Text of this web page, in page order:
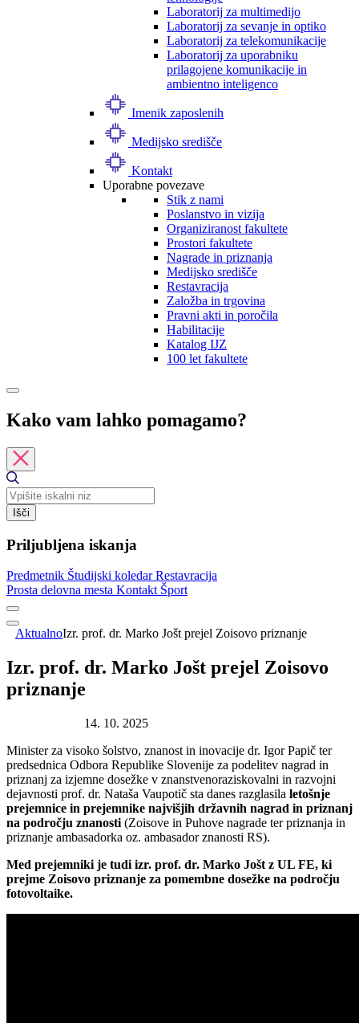
Laboratorij za multimedijo
Laboratorij za sevanje in optiko
Laboratorij za telekomunikacije
Laboratorij za uporabniku
prilagojene komunikacije in
ambientno inteligenco
Imenik zaposlenih
Medijsko središče
Kontakt
Uporabne povezave
Stik z nami
Poslanstvo in vizija
Organiziranost fakultete
Prostori fakultete
Nagrade in priznanja
Medijsko središče
Restavracija
Založba in trgovina
Pravni akti in poročila
Habilitacije
Katalog IJZ
100 let fakultete
Kako vam lahko pomagamo?
Išči
Priljubljena iskanja
Predmetnik Študijski koledarRestavracija
Prosta delovna mesta Kontakt Šport
AktualnoIzr. prof. dr. Marko Jošt prejel Zoisovo priznanje
Izr. prof. dr. Marko Jošt prejel Zoisovo
priznanje
14. 10. 2025
Minister za visoko šolstvo, znanost in inovacije dr. Igor Papič ter
predsednica Odbora Republike Slovenije za podelitev nagrad in
priznanj za izjemne dosežke v znanstvenoraziskovalni in razvojni
dejavnosti prof. dr. Nataša Vaupotič sta danes razglasila letošnje
prejemnice in prejemnike najvišjih državnih nagrad in priznanj
na področju znanosti (Zoisove in Puhove nagrade ter priznanja in
priznanje ambasadorka oz. ambasador znanosti RS).
Med prejemniki je tudi izr. prof. dr. Marko Jošt z UL FE, ki
prejme Zoisovo priznanje za pomembne dosežke na področju
fotovoltaike.